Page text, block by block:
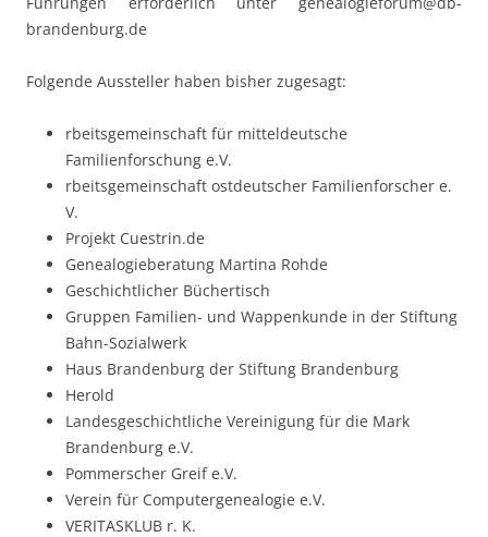
brandenburg.de
Folgende Aussteller haben bisher zugesagt:
rbeitsgemeinschaft für mitteldeutsche
Familienforschung e.V.
rbeitsgemeinschaft ostdeutscher Familienforscher e.
V.
Projekt Cuestrin.de
Genealogieberatung Martina Rohde
Geschichtlicher Büchertisch
Gruppen Familien- und Wappenkunde in der Stiftung
Bahn-Sozialwerk
Haus Brandenburg der Stiftung Brandenburg
Herold
Landesgeschichtliche Vereinigung für die Mark
Brandenburg e.V.
Pommerscher Greif e.V.
Verein für Computergenealogie e.V.
VERITASKLUB r. K.